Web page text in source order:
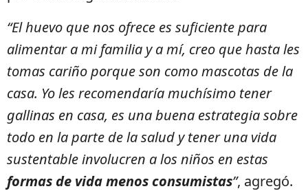
“El huevo que nos ofrece es suficiente para
alimentar a mi familia y a mí, creo que hasta les
tomas cariño porque son como mascotas de la
casa. Yo les recomendaría muchísimo tener
gallinas en casa, es una buena estrategia sobre
todo en la parte de la salud y tener una vida
sustentable involucren a los niños en estas
formas de vida menos consumistas”, agregó.